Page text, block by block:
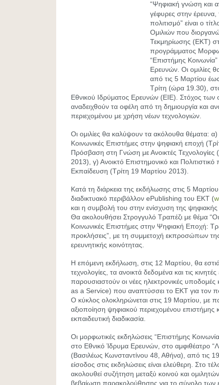
“Ψηφιακή γνώση και
γέφυρες στην έρευνα,
πολιτισμό” είναι ο
Ομιλιών που
Τεκμηρίωσης (ΕΚΤ)
προγράμματος
“Επιστήμης
Ερευνών. Οι ομιλίες
από τις 5 Μαρτίου
Τρίτη (ώρα 19.30),
Εθνικού Ιδρύματος Ερευνών (ΕΙΕ). Στόχος των
αναδειχθούν τα οφέλη από τη δημιουργία και
περιεχομένου με χρήση νέων τεχνολογιών.
Οι ομιλίες θα καλύψουν τα ακόλουθα θέματα: α)
Κοινωνικές Επιστήμες στην ψηφιακή εποχή
Πρόσβαση στη Γνώση με Ανοικτές Τεχνολογίες
2013), γ) Ανοικτό Επιστημονικό και Πολιτιστικό
Εκπαίδευση (Τρίτη 19 Μαρτίου 2013).
Κατά τη διάρκεια της εκδήλωσης στις 5
διαδικτυακό περιβάλλον ePublishing του ΕΚΤ (
και η συμβολή του στην ενίσχυση της
Θα ακολουθήσει Στρογγυλό Τραπέζι με θέμα
Κοινωνικές Επιστήμες στην Ψηφιακή Εποχή:
προκλήσεις”, με τη συμμετοχή εκπροσώπων
ερευνητικής κοινότητας.
Η επόμενη εκδήλωση, στις 12 Μαρτίου, θα
τεχνολογίες, τα ανοικτά δεδομένα και τις
παρουσιαστούν οι νέες ηλεκτρονικές
as a Service) που αναπτύσσει το ΕΚΤ για τον
Ο κύκλος ολοκληρώνεται στις 19 Μαρτίου, με
αξιοποίηση ψηφιακού περιεχομένου επιστήμης
εκπαιδευτική διαδικασία.
Οι μορφωτικές εκδηλώσεις “Επιστήμης
στο Εθνικό Ίδρυμα Ερευνών, στο αμφιθέατρο
(Βασιλέως Κωνσταντίνου 48, Αθήνα), από τις
είσοδος στις εκδηλώσεις είναι ελεύθερη. Στο
ακολουθεί συζήτηση μεταξύ κοινού και
βεβαίωση παρακολούθησης για το σύνολο των